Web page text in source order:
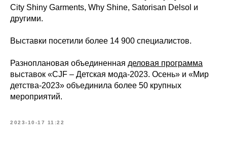
City Shiny Garments, Why Shine, Satorisan Delsol и
другими.
Выставки посетили более 14 900 специалистов.
Разноплановая объединенная деловая программа
выставок «CJF – Детская мода-2023. Осень» и «Мир
детства-2023» объединила более 50 крупных
мероприятий.
2023-10-17 11:22